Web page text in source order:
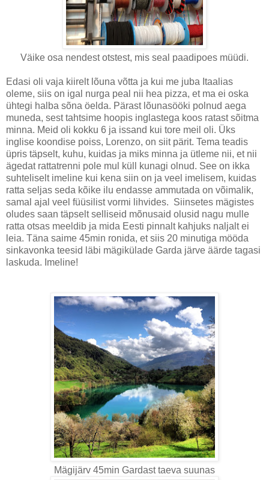
Väike osa nendest otstest, mis seal paadipoes müüdi.
Edasi oli vaja kiirelt lõuna võtta ja kui me juba Itaalias
oleme, siis on igal nurga peal nii hea pizza, et ma ei oska
ühtegi halba sõna öelda. Pärast lõunasööki polnud aega
muneda, sest tahtsime hoopis inglastega koos ratast sõitma
minna. Meid oli kokku 6 ja issand kui tore meil oli. Üks
inglise koondise poiss, Lorenzo, on siit pärit. Tema teadis
üpris täpselt, kuhu, kuidas ja miks minna ja ütleme nii, et nii
ägedat rattatrenni pole mul küll kunagi olnud. See on ikka
suhteliselt imeline kui kena siin on ja veel imelisem, kuidas
ratta seljas seda kõike ilu endasse ammutada on võimalik,
samal ajal veel füüsilist vormi lihvides. Siinsetes mägistes
oludes saan täpselt selliseid mõnusaid olusid nagu mulle
ratta otsas meeldib ja mida Eesti pinnalt kahjuks naljalt ei
leia. Täna saime 45min ronida, et siis 20 minutiga mööda
sinkavonka teesid läbi mägikülade Garda järve äärde tagasi
laskuda. Imeline!
Mägijärv 45min Gardast taeva suunas